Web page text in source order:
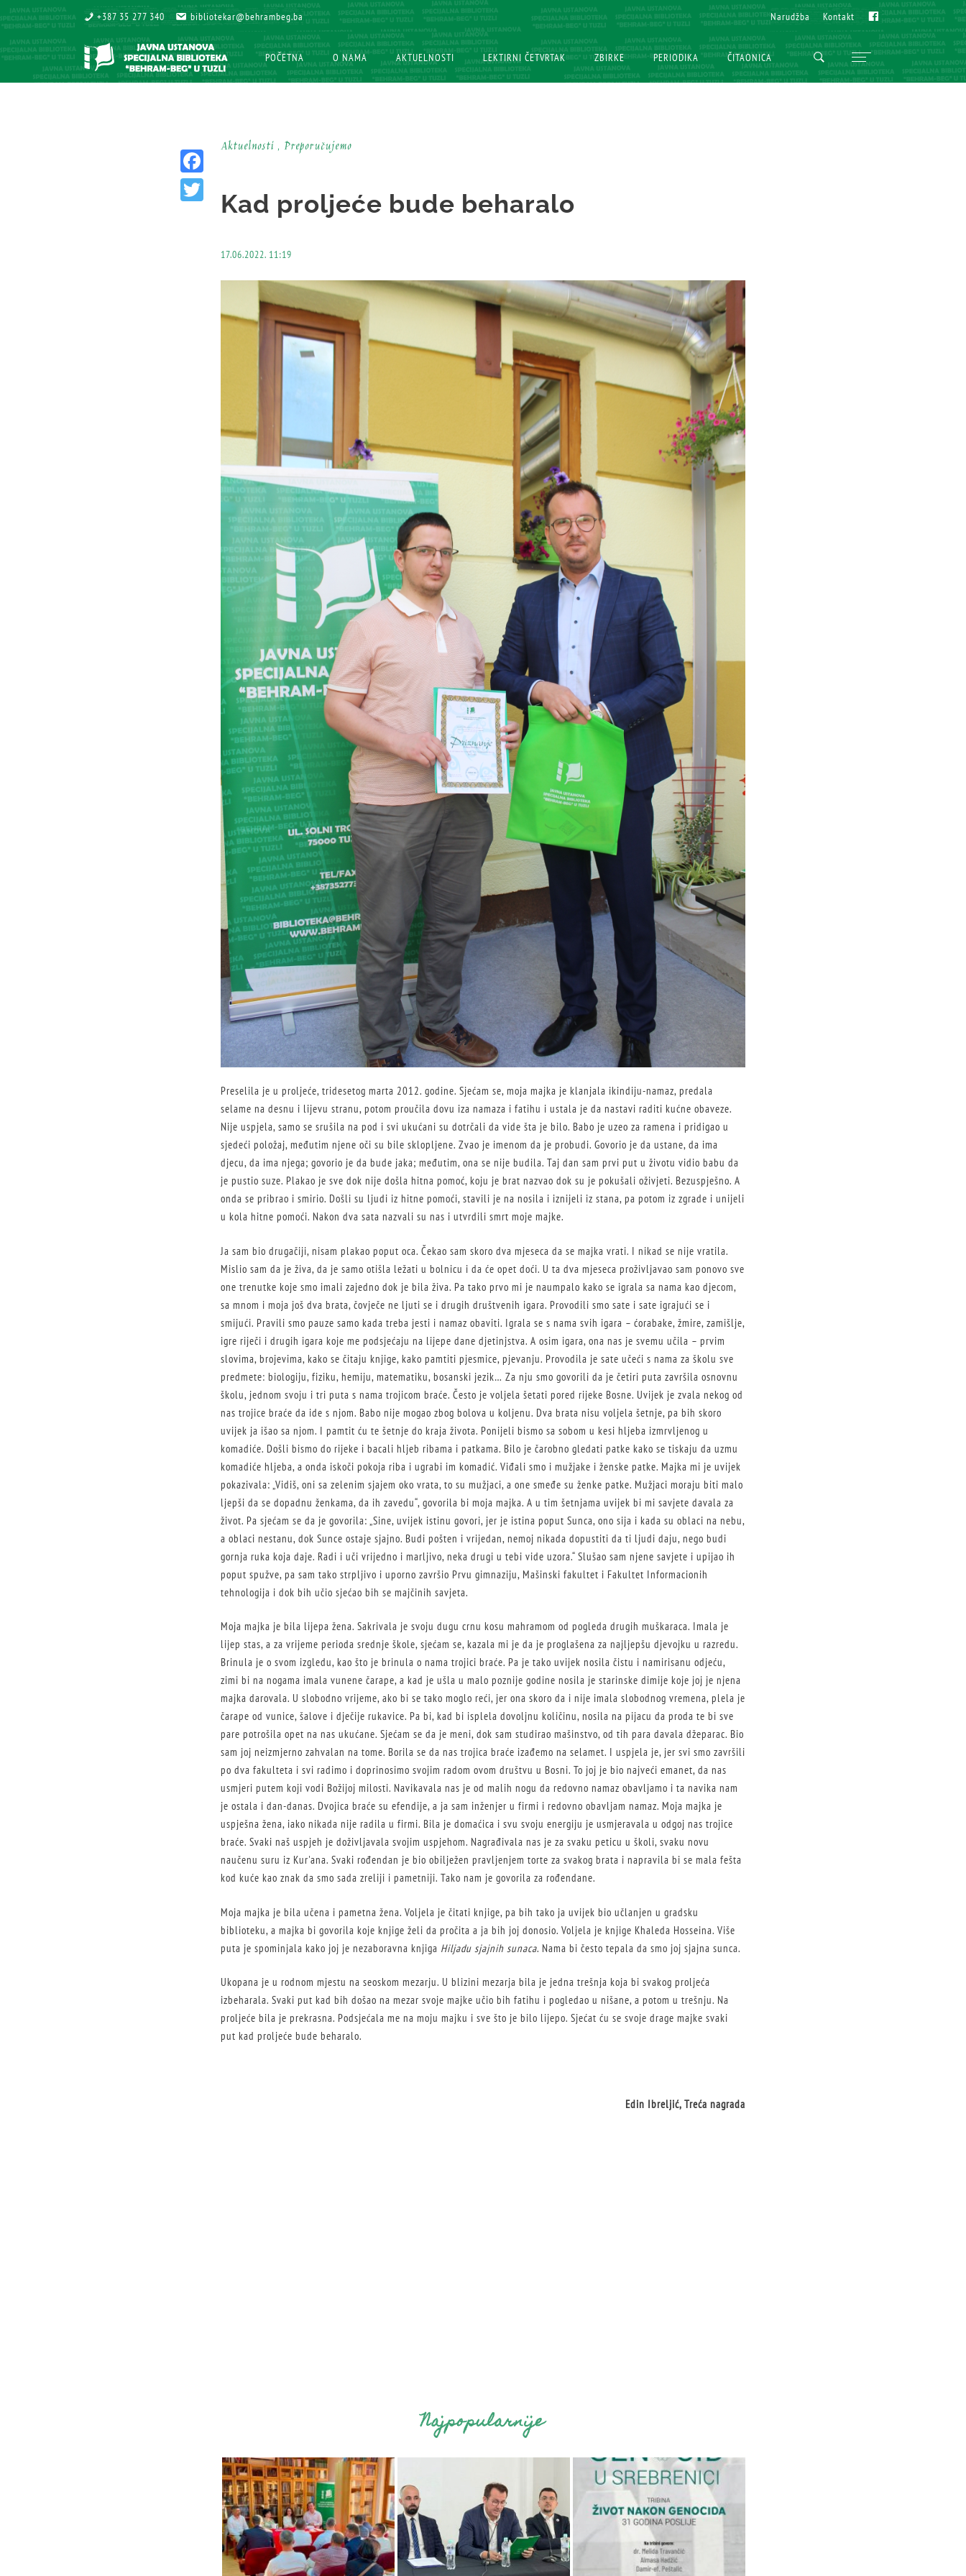
+387 35 277 340
+387 35 277 340 bibliotekar@behrambeg.ba
bibliotekar@behrambeg.ba Narudžba
Narudžba Kontakt
Kontakt Fb
Fb
POČETNA
POČETNA O NAMA
O NAMA AKTUELNOSTI
AKTUELNOSTI LEKTIRNI ČETVRTAK
LEKTIRNI ČETVRTAK ZBIRKE
ZBIRKE PERIODIKA
PERIODIKA ČITAONICA
ČITAONICA
Aktuelnosti , Preporučujemo
Facebook
Kad proljeće bude beharalo
17.06.2022. 11:19
Preselila je u proljeće, tridesetog marta 2012. godine. Sjećam se, moja majka je klanjala ikindiju-namaz, predala
selame na desnu i lijevu stranu, potom proučila dovu iza namaza i fatihu i ustala je da nastavi raditi kućne obaveze.
Nije uspjela, samo se srušila na pod i svi ukućani su dotrčali da vide šta je bilo. Babo je uzeo za ramena i pridigao u
sjedeći položaj, međutim njene oči su bile sklopljene. Zvao je imenom da je probudi. Govorio je da ustane, da ima
djecu, da ima njega; govorio je da bude jaka; međutim, ona se nije budila. Taj dan sam prvi put u životu vidio babu da
je pustio suze. Plakao je sve dok nije došla hitna pomoć, koju je brat nazvao dok su je pokušali oživjeti. Bezuspješno. A
onda se pribrao i smirio. Došli su ljudi iz hitne pomoći, stavili je na nosila i iznijeli iz stana, pa potom iz zgrade i unijeli
u kola hitne pomoći. Nakon dva sata nazvali su nas i utvrdili smrt moje majke.
Ja sam bio drugačiji, nisam plakao poput oca. Čekao sam skoro dva mjeseca da se majka vrati. I nikad se nije vratila.
Mislio sam da je živa, da je samo otišla ležati u bolnicu i da će opet doći. U ta dva mjeseca proživljavao sam ponovo sve
one trenutke koje smo imali zajedno dok je bila živa. Pa tako prvo mi je naumpalo kako se igrala sa nama kao djecom,
sa mnom i moja još dva brata, čovječe ne ljuti se i drugih društvenih igara. Provodili smo sate i sate igrajući se i
smijući. Pravili smo pauze samo kada treba jesti i namaz obaviti. Igrala se s nama svih igara – ćorabake, žmire, zamišlje,
igre riječi i drugih igara koje me podsjećaju na lijepe dane djetinjstva. A osim igara, ona nas je svemu učila – prvim
slovima, brojevima, kako se čitaju knjige, kako pamtiti pjesmice, pjevanju. Provodila je sate učeći s nama za školu sve
predmete: biologiju, fiziku, hemiju, matematiku, bosanski jezik… Za nju smo govorili da je četiri puta završila osnovnu
školu, jednom svoju i tri puta s nama trojicom braće. Često je voljela šetati pored rijeke Bosne. Uvijek je zvala nekog od
nas trojice braće da ide s njom. Babo nije mogao zbog bolova u koljenu. Dva brata nisu voljela šetnje, pa bih skoro
uvijek ja išao sa njom. I pamtit ću te šetnje do kraja života. Ponijeli bismo sa sobom u kesi hljeba izmrvljenog u
komadiće. Došli bismo do rijeke i bacali hljeb ribama i patkama. Bilo je čarobno gledati patke kako se tiskaju da uzmu
komadiće hljeba, a onda iskoči pokoja riba i ugrabi im komadić. Viđali smo i mužjake i ženske patke. Majka mi je uvijek
pokazivala: „Vidiš, oni sa zelenim sjajem oko vrata, to su mužjaci, a one smeđe su ženke patke. Mužjaci moraju biti malo
ljepši da se dopadnu ženkama, da ih zavedu“, govorila bi moja majka. A u tim šetnjama uvijek bi mi savjete davala za
život. Pa sjećam se da je govorila: „Sine, uvijek istinu govori, jer je istina poput Sunca, ono sija i kada su oblaci na nebu,
a oblaci nestanu, dok Sunce ostaje sjajno. Budi pošten i vrijedan, nemoj nikada dopustiti da ti ljudi daju, nego budi
gornja ruka koja daje. Radi i uči vrijedno i marljivo, neka drugi u tebi vide uzora.“ Slušao sam njene savjete i upijao ih
poput spužve, pa sam tako strpljivo i uporno završio Prvu gimnaziju, Mašinski fakultet i Fakultet Informacionih
tehnologija i dok bih učio sjećao bih se majčinih savjeta.
Moja majka je bila lijepa žena. Sakrivala je svoju dugu crnu kosu mahramom od pogleda drugih muškaraca. Imala je
lijep stas, a za vrijeme perioda srednje škole, sjećam se, kazala mi je da je proglašena za najljepšu djevojku u razredu.
Brinula je o svom izgledu, kao što je brinula o nama trojici braće. Pa je tako uvijek nosila čistu i namirisanu odjeću,
zimi bi na nogama imala vunene čarape, a kad je ušla u malo poznije godine nosila je starinske dimije koje joj je njena
majka darovala. U slobodno vrijeme, ako bi se tako moglo reći, jer ona skoro da i nije imala slobodnog vremena, plela je
čarape od vunice, šalove i dječije rukavice. Pa bi, kad bi isplela dovoljnu količinu, nosila na pijacu da proda te bi sve
pare potrošila opet na nas ukućane. Sjećam se da je meni, dok sam studirao mašinstvo, od tih para davala džeparac. Bio
sam joj neizmjerno zahvalan na tome. Borila se da nas trojica braće izađemo na selamet. I uspjela je, jer svi smo završili
po dva fakulteta i svi radimo i doprinosimo svojim radom ovom društvu u Bosni. To joj je bio najveći emanet, da nas
usmjeri putem koji vodi Božijoj milosti. Navikavala nas je od malih nogu da redovno namaz obavljamo i ta navika nam
je ostala i dan-danas. Dvojica braće su efendije, a ja sam inženjer u firmi i redovno obavljam namaz. Moja majka je
uspješna žena, iako nikada nije radila u firmi. Bila je domaćica i svu svoju energiju je usmjeravala u odgoj nas trojice
braće. Svaki naš uspjeh je doživljavala svojim uspjehom. Nagrađivala nas je za svaku peticu u školi, svaku novu
naučenu suru iz Kur'ana. Svaki rođendan je bio obilježen pravljenjem torte za svakog brata i napravila bi se mala fešta
kod kuće kao znak da smo sada zreliji i pametniji. Tako nam je govorila za rođendane.
Moja majka je bila učena i pametna žena. Voljela je čitati knjige, pa bih tako ja uvijek bio učlanjen u gradsku
biblioteku, a majka bi govorila koje knjige želi da pročita a ja bih joj donosio. Voljela je knjige Khaleda Hosseina. Više
puta je spominjala kako joj je nezaboravna knjiga Hiljadu sjajnih sunaca. Nama bi često tepala da smo joj sjajna sunca.
Ukopana je u rodnom mjestu na seoskom mezarju. U blizini mezarja bila je jedna trešnja koja bi svakog proljeća
izbeharala. Svaki put kad bih došao na mezar svoje majke učio bih fatihu i pogledao u nišane, a potom u trešnju. Na
proljeće bila je prekrasna. Podsjećala me na moju majku i sve što je bilo lijepo. Sjećat ću se svoje drage majke svaki
put kad proljeće bude beharalo.
Edin Ibreljić, Treća nagrada
Najpopularnije